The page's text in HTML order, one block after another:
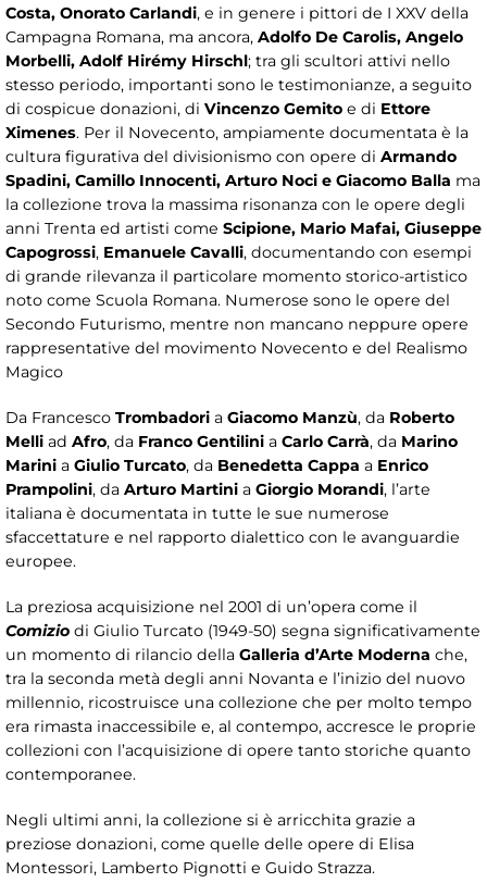
Costa, Onorato Carlandi, e in genere i pittori de I XXV della
Campagna Romana, ma ancora, Adolfo De Carolis, Angelo
Morbelli, Adolf Hirémy Hirschl; tra gli scultori attivi nello
stesso periodo, importanti sono le testimonianze, a seguito
di cospicue donazioni, di Vincenzo Gemito e di Ettore
Ximenes. Per il Novecento, ampiamente documentata è la
cultura figurativa del divisionismo con opere di Armando
Spadini, Camillo Innocenti, Arturo Noci e Giacomo Balla ma
la collezione trova la massima risonanza con le opere degli
anni Trenta ed artisti come Scipione, Mario Mafai, Giuseppe
Capogrossi, Emanuele Cavalli, documentando con esempi
di grande rilevanza il particolare momento storico-artistico
noto come Scuola Romana. Numerose sono le opere del
Secondo Futurismo, mentre non mancano neppure opere
rappresentative del movimento Novecento e del Realismo
Magico
Da Francesco Trombadori a Giacomo Manzù, da Roberto
Melli ad Afro, da Franco Gentilini a Carlo Carrà, da Marino
Marini a Giulio Turcato, da Benedetta Cappa a Enrico
Prampolini, da Arturo Martini a Giorgio Morandi, l’arte
italiana è documentata in tutte le sue numerose
sfaccettature e nel rapporto dialettico con le avanguardie
europee.
La preziosa acquisizione nel 2001 di un’opera come il
Comizio di Giulio Turcato (1949-50) segna significativamente
un momento di rilancio della Galleria d’Arte Moderna che,
tra la seconda metà degli anni Novanta e l’inizio del nuovo
millennio, ricostruisce una collezione che per molto tempo
era rimasta inaccessibile e, al contempo, accresce le proprie
collezioni con l’acquisizione di opere tanto storiche quanto
contemporanee.
Negli ultimi anni, la collezione si è arricchita grazie a
preziose donazioni, come quelle delle opere di Elisa
Montessori, Lamberto Pignotti e Guido Strazza.